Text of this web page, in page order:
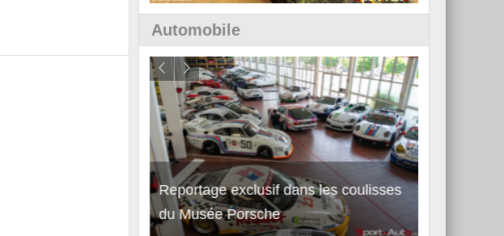
Automobile
Reportage exclusif dans les coulisses
du Musée Porsche